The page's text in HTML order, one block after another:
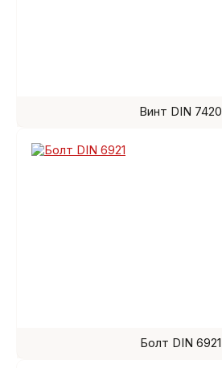
Винт DIN 7420
Болт DIN 6921